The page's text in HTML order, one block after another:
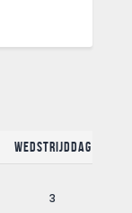
Wedstrijddag
3